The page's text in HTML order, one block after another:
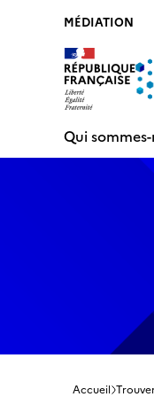
MÉDIATION
Qui
Accueil